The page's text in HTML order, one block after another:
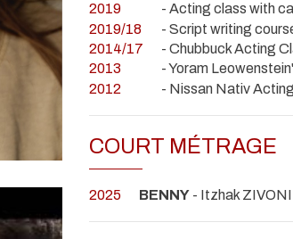
2019
- Acting class with
2019/18
- Script writing
2014/17
- Chubbuck Acting
2013
- Yoram
2012
- Nissan Nativ
COURT MÉTRAGE
2025 BENNY - Itzhak ZIVONI